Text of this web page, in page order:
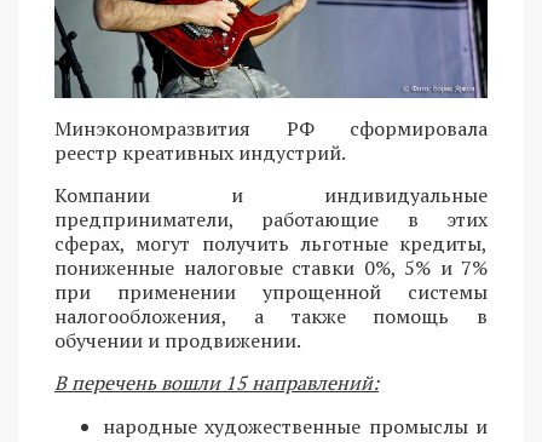
Минэкономразвития РФ сформировала
реестр креативных индустрий.
Компании и индивидуальные
предприниматели, работающие в этих
сферах, могут получить льготные кредиты,
пониженные налоговые ставки 0%, 5% и 7%
при применении упрощенной системы
налогообложения, а также помощь в
обучении и продвижении.
В перечень вошли 15 направлений:
народные художественные промыслы и